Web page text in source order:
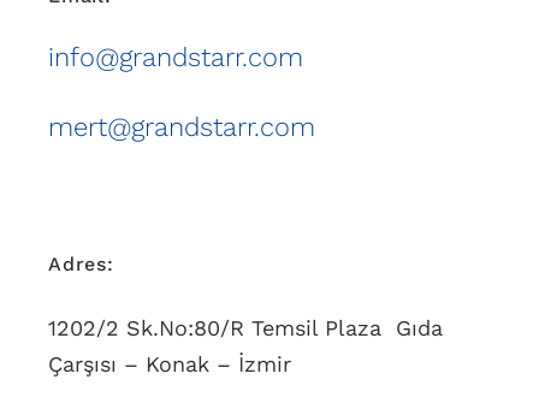
info@grandstarr.com
mert@grandstarr.com
Adres:
1202/2 Sk.No:80/R Temsil Plaza Gıda
Çarşısı – Konak – İzmir